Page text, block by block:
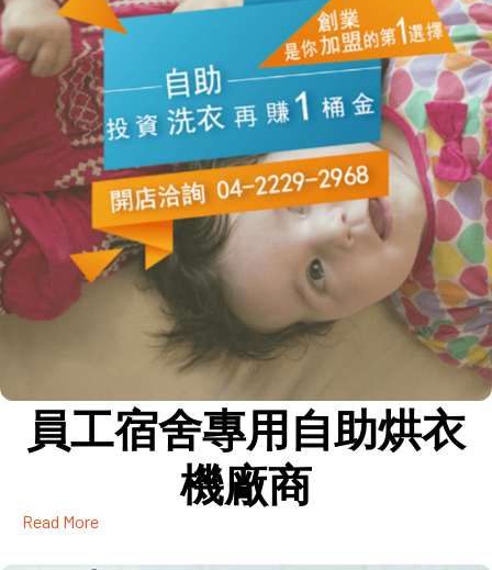
員工宿舍專用自助烘衣
機廠商
Read More